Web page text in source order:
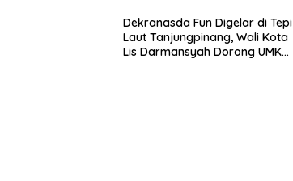
Dekranasda Fun Digelar di Tepi
Laut Tanjungpinang, Wali Kota
Lis Darmansyah Dorong UMKM